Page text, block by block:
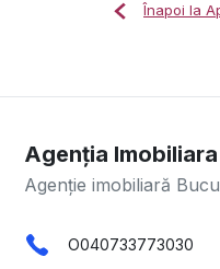
Înapoi la
Agenția Imobiliara
Agenție imobiliară
O040733773030